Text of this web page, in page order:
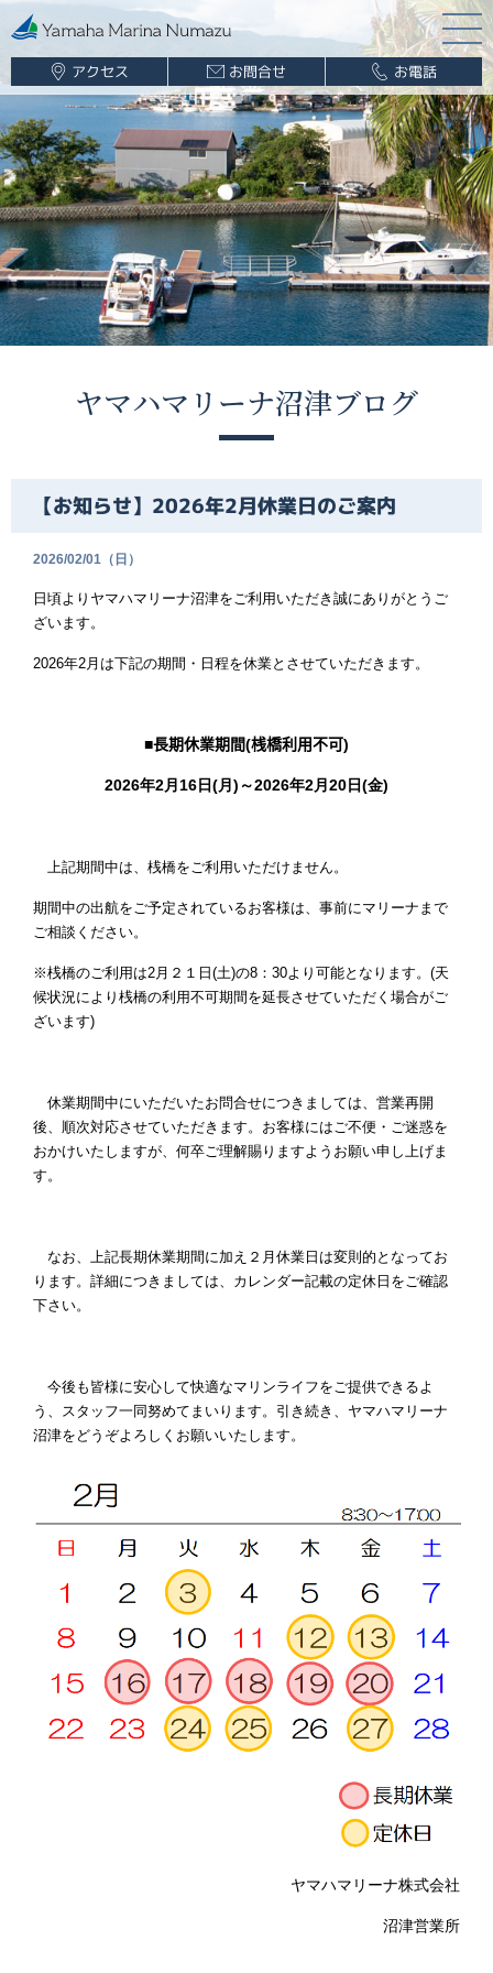
アクセス お問合せ お電話
マリーナ案内
海遊び情報
レンタルボート
ボート販売
ボート保管業務
船舶免許
ヤマハマリーナ沼津ブログ
【お知らせ】2026年2月休業日のご案内
2026/02/01（日）
日頃よりヤマハマリーナ沼津をご利用いただき誠にありがとうご
ざいます。
2026年2 月は下記の期間・日程を休業とさせていただきます。
■長期休業期間(桟橋利用不可)
2026年2月16日(月) ～2026年2月20日(金)
上記期間中は、桟橋をご利用いただけません。
期間中の出航をご予定されているお客様は、事前にマリーナまで
ご相談ください。
※桟橋のご利用は2 月２１日(土)の8 ： 30より可能となります。 (天
候状況により桟橋の利用不可期間を延長させていただく場合がご
ざいます)
休業期間中にいただいたお問合せにつきましては、営業再開
後、順次対応させていただきます。お客様にはご不便・ご迷惑を
おかけいたしますが、何卒ご理解賜りますようお願い申し上げま
す。
なお、上記長期休業期間に加え２月休業日は変則的となってお
ります。詳細につきましては、カレンダー記載の定休日をご確認
下さい。
今後も皆様に安心して快適なマリンライフをご提供できるよ
う、スタッフ一同努めてまいります。引き続き、ヤマハマリーナ
沼津をどうぞよろしくお願いいたします。
ヤマハマリーナ株式会社
沼津営業所